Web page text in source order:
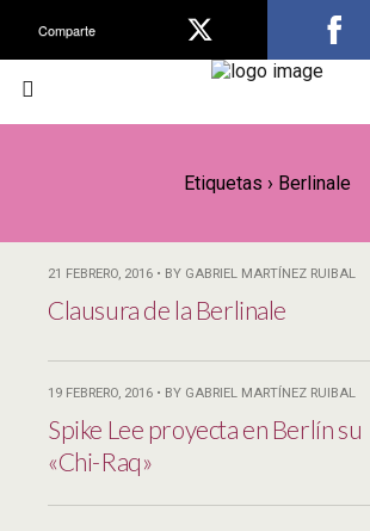
Etiquetas › Berlinale
21 FEBRERO, 2016 • BY GABRIEL MARTÍNEZ RUIBAL
Clausura de la Berlinale
19 FEBRERO, 2016 • BY GABRIEL MARTÍNEZ RUIBAL
Spike Lee proyecta en Berlín su
«Chi-Raq»
Comparte